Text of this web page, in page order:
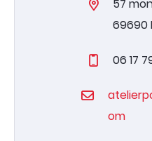
57
69690
06 17
om